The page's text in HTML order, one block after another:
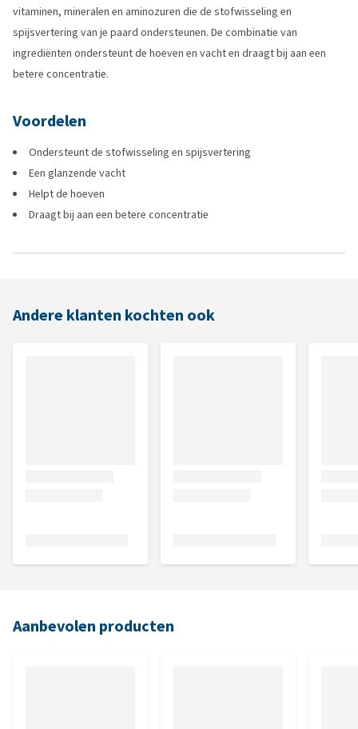
vitaminen, mineralen en aminozuren die de stofwisseling en
spijsvertering van je paard ondersteunen. De combinatie van
ingrediënten ondersteunt de hoeven en vacht en draagt bij aan een
betere concentratie.
Voordelen
Ondersteunt de stofwisseling en spijsvertering
Een glanzende vacht
Helpt de hoeven
Draagt bij aan een betere concentratie
Andere klanten kochten ook
Aanbevolen producten